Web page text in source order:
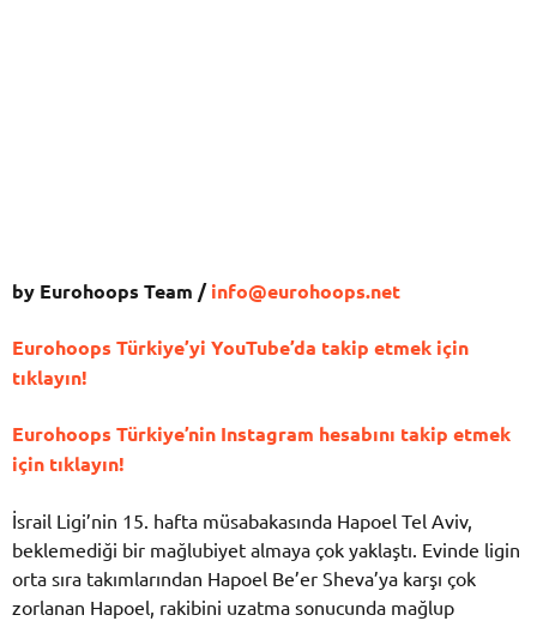
by Eurohoops Team /info@eurohoops.net
Eurohoops Türkiye’yi YouTube’da takip etmek için
tıklayın!
Eurohoops Türkiye’nin Instagram hesabını takip etmek
için tıklayın!
İsrail Ligi’nin 15. hafta müsabakasında Hapoel Tel Aviv,
beklemediği bir mağlubiyet almaya çok yaklaştı. Evinde ligin
orta sıra takımlarından Hapoel Be’er Sheva’ya karşı çok
zorlanan Hapoel, rakibini uzatma sonucunda mağlup